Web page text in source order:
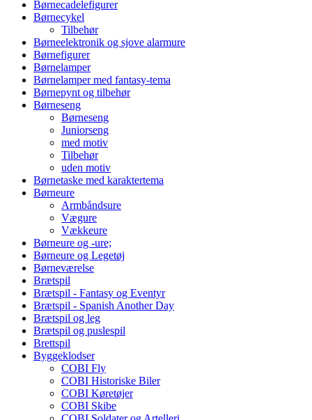
Børnecadelefigurer
Børnecykel
Tilbehør
Børneelektronik og sjove alarmure
Børnefigurer
Børnelamper
Børnelamper med fantasy-tema
Børnepynt og tilbehør
Børneseng
Børneseng
Juniorseng
med motiv
Tilbehør
uden motiv
Børnetaske med karaktertema
Børneure
Armbåndsure
Vægure
Vækkeure
Børneure og -ure;
Børneure og Legetøj
Børneværelse
Brætspil
Brætspil - Fantasy og Eventyr
Brætspil - Spanish Another Day
Brætspil og leg
Brætspil og puslespil
Brettspil
Byggeklodser
COBI Fly
COBI Historiske Biler
COBI Køretøjer
COBI Skibe